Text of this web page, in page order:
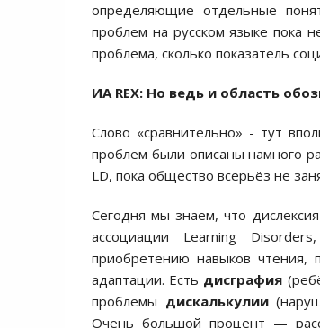
определяющие отдельные
проблем на русском языке пока
проблема, сколько показатель
ИА REX: Но ведь и область
Слово «сравнительно» - тут
проблем были описаны намного
LD, пока общество всерьёз не
Сегодня мы знаем, что
ассоциации Learning
приобретению навыков чтения,
адаптации. Есть дисграфия
проблемы дискалькулии
Очень большой процент —